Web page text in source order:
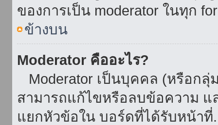
ของการเป็น moderator ในทุก
ข้างบน
Moderator คืออะไร?
Moderator เป็นบุคคล (หรือก
สามารถแก้ไขหรือลบข้อความ แ
แยกหัวข้อใน บอร์ดที่ได้รับหน้าที่